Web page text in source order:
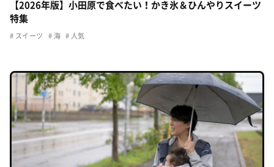
【2026年版】小田原で食べたい！かき氷＆ひんやりスイーツ
特集
スイーツ 海 人気